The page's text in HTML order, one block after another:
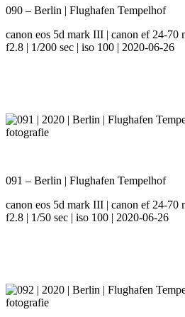
090 – Berlin | Flughafen Tempelhof
canon eos 5d mark III | canon ef 24-70
f2.8 | 1/200 sec | iso 100 | 2020-06-26
091 – Berlin | Flughafen Tempelhof
canon eos 5d mark III | canon ef 24-70
f2.8 | 1/50 sec | iso 100 | 2020-06-26